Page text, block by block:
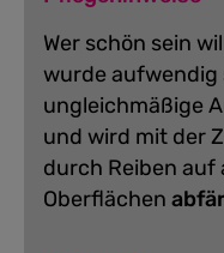
Wer schön sein
wurde aufwendig
ungleichmäßige
und wird mit der
durch Reiben auf
Oberflächen